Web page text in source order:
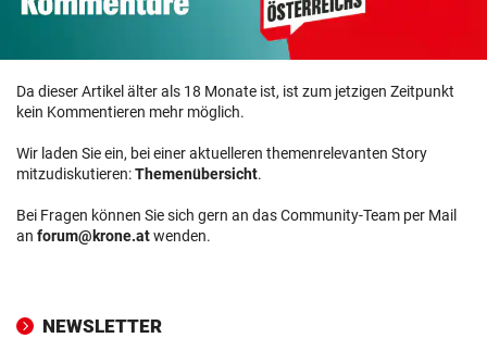
Da dieser Artikel älter als 18 Monate ist, ist zum jetzigen Zeitpunkt
kein Kommentieren mehr möglich.
Wir laden Sie ein, bei einer aktuelleren themenrelevanten Story
mitzudiskutieren:Themenübersicht.
Bei Fragen können Sie sich gern an das Community-Team per Mail
an forum@krone.atwenden.
NEWSLETTER